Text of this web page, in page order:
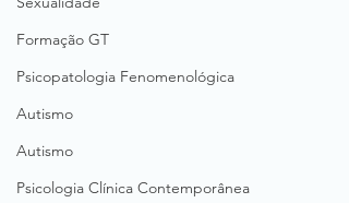
Formação GT
Psicopatologia Fenomenológica
Autismo
Autismo
Psicologia Clínica Contemporânea